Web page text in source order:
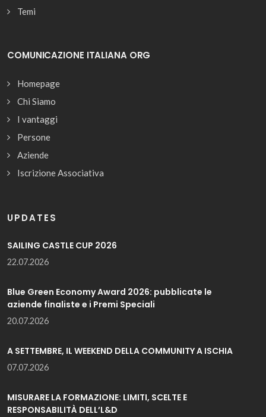
Temi
COMUNICAZIONE ITALIANA ORG
Homepage
Chi Siamo
I vantaggi
Persone
Aziende
Iscrizione Associativa
UPDATES
SAILING CASTLE CUP 2026
22.07.2026
Blue Green Economy Award 2026: pubblicate le
aziende finaliste e i Premi Speciali
20.07.2026
A SETTEMBRE, IL WEEKEND DELLA COMMUNITY A ISCHIA
07.07.2026
MISURARE LA FORMAZIONE: LIMITI, SCELTE E
RESPONSABILITÀ DELL’L&D